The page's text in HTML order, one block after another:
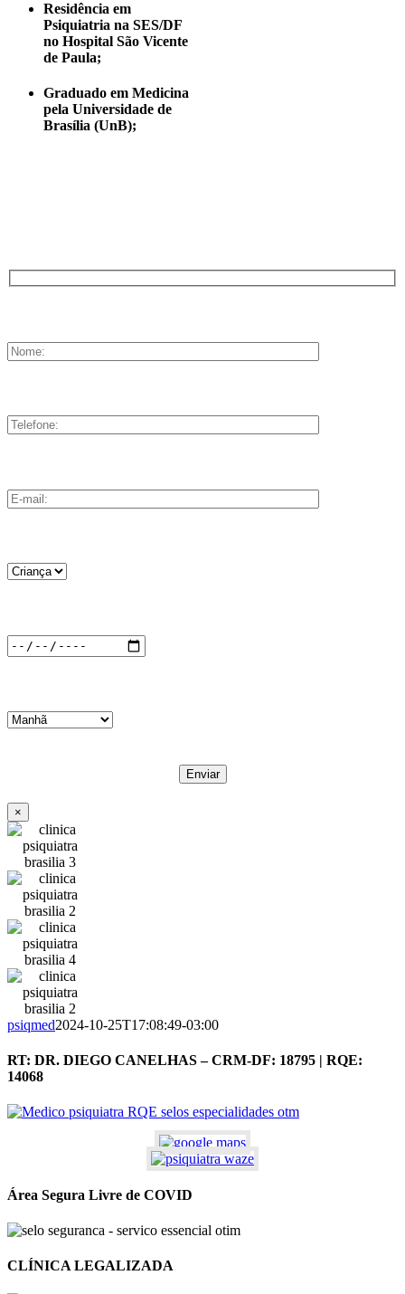
Residência em
Psiquiatria na SES/DF
no Hospital São Vicente
de Paula;
Graduado em Medicina
pela Universidade de
Brasília (UnB);
×
psiqmed2024-10-25T17:08:49-03:00
RT: DR. DIEGO CANELHAS – CRM-DF: 18795 | RQE:
14068
Área Segura Livre de COVID
CLÍNICA LEGALIZADA